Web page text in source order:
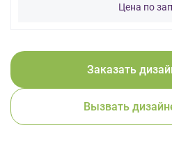
Цена по
Заказать
Вызвать